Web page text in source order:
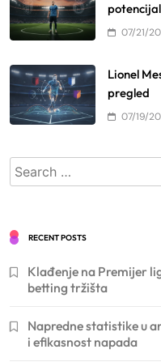
07/21/
Lionel
pregled
07/19/
Search
for:
RECENT POSTS
Klađenje na Premijer
betting tržišta
Napredne statistike u
i efikasnost napada